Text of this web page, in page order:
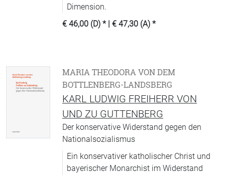
Dimension.
€ 46,00 (D) * | € 47,30 (A) *
MARIA THEODORA VON DEM
BOTTLENBERG-LANDSBERG
KARL LUDWIG FREIHERR VON
UND ZU GUTTENBERG
Der konservative Widerstand gegen den
Nationalsozialismus
Ein konservativer katholischer Christ und
bayerischer Monarchist im Widerstand